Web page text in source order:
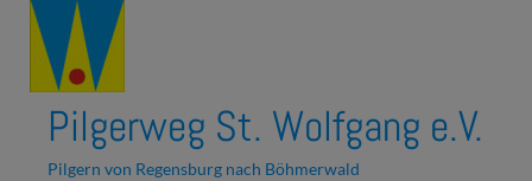
Pilgerweg St. Wolfgang e.V.
Pilgern von Regensburg nach Böhmerwald